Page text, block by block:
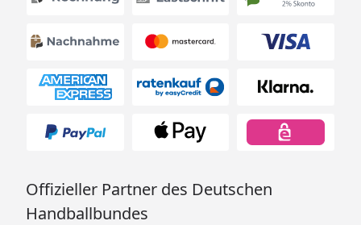
Offizieller Partner des Deutschen
Handballbundes